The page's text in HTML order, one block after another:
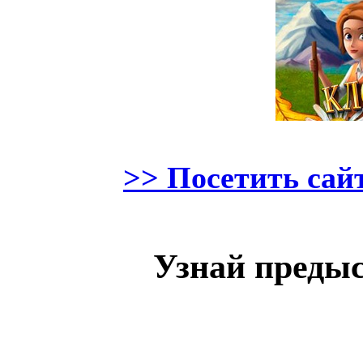
>> Посетить
Узнай